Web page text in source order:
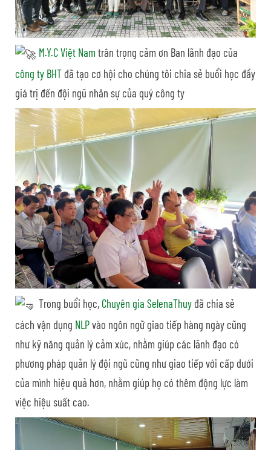
M.Y.C Việt Nam trân trọng cảm ơn Ban lãnh đạo của
công ty BHTđã tạo cơ hội cho chúng tôi chia sẻ buổi học đầy
giá trị đến đội ngũ nhân sự của quý công ty
Trong buổi học, Chuyên gia SelenaThuyđã chia sẻ
cách vận dụng NLPvào ngôn ngữ giao tiếp hàng ngày cũng
như kỹ năng quản lý cảm xúc, nhằm giúp các lãnh đạo có
phương pháp quản lý đội ngũ cũng như giao tiếp với cấp dưới
của mình hiệu quả hơn, nhằm giúp họ có thêm động lực làm
việc hiệu suất cao.